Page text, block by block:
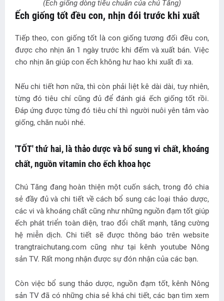
(Ếch giống dòng tiêu chuẩn của chú Tăng)
Ếch giống tốt đều con, nhịn đói trước khi xuất
Tiếp theo, con giống tốt là con giống tương đối đều con,
được cho nhịn ăn 1 ngày trước khi đếm và xuất bán. Việc
cho nhịn ăn giúp con ếch không hư hao khi xuất đi xa.
Nếu chi tiết hơn nữa, thì còn phải liệt kê dài dài, tuy nhiên,
từng đó tiêu chí cũng đủ để đánh giá ếch giống tốt rồi.
Đáp ứng được từng đó tiêu chí thì người nuôi yên tâm vào
giống, chăn nuôi nhé.
'TỐT' thứ hai, là thảo dược và bổ sung vi chất, khoáng
chất, nguồn vitamin cho ếch khoa học
Chú Tăng đang hoàn thiện một cuốn sách, trong đó chia
sẻ đầy đủ và chi tiết về cách bổ sung các loại thảo dược,
các vi và khoáng chất cũng như những nguồn đạm tốt giúp
ếch phát triển toàn diện, trao đổi chất mạnh, tăng cường
hệ miễn dịch. Chi tiết sẽ được thông báo trên website
trangtraichutang.com cũng như tại kênh youtube Nông
sản TV. Rất mong nhận được sự đón nhận của các bạn.
Còn việc bổ sung thảo dược, nguồn đạm tốt, kênh Nông
sản TV đã có những chia sẻ khá chi tiết, các bạn tìm xem